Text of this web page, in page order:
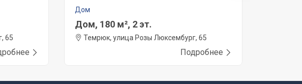
65
Дом
Дом, 180 м², 2 эт.
Темрюк, улица Розы Люксембург, 65
Подробнее